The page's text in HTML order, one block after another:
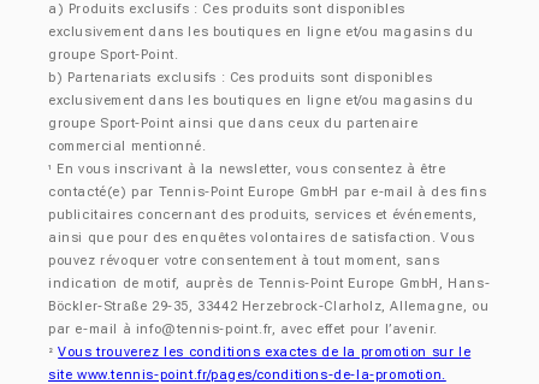
a) Produits exclusifs : Ces produits sont disponibles
exclusivement dans les boutiques en ligne et/ou magasins du
groupe Sport-Point.
b) Partenariats exclusifs : Ces produits sont disponibles
exclusivement dans les boutiques en ligne et/ou magasins du
groupe Sport-Point ainsi que dans ceux du partenaire
commercial mentionné.
¹ En vous inscrivant à la newsletter, vous consentez à être
contacté(e) par Tennis-Point Europe GmbH par e-mail à des fins
publicitaires concernant des produits, services et événements,
ainsi que pour des enquêtes volontaires de satisfaction. Vous
pouvez révoquer votre consentement à tout moment, sans
indication de motif, auprès de Tennis-Point Europe GmbH, Hans-
Böckler-Straße 29-35, 33442 Herzebrock-Clarholz, Allemagne, ou
par e-mail à info@tennis-point.fr, avec effet pour l’avenir.
² Vous trouverez les conditions exactes de la promotion sur le
site www.tennis-point.fr/pages/conditions-de-la-promotion.